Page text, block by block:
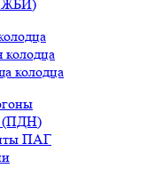
ЖБИ)
колодца
(ПДН)
ПАГ